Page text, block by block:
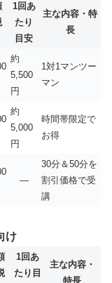
1回あ
たり
目安
主な内容・特
長
約
5,500
円
1対1マンツー
マン
約
5,000
円
時間帯限定で
お得
—
30分＆50分を
割引価格で受
講
け
1回あ
たり目
主な内容・
特長